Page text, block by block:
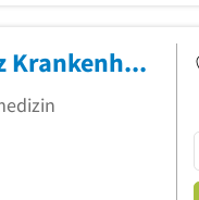
MVZ Med. Versorgungszentrum Rotes Kreuz Krankenhaus